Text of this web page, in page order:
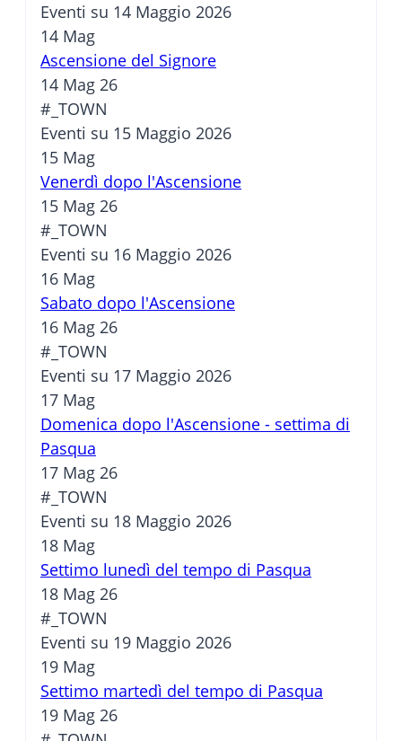
Eventi su 14 Maggio 2026
14 Mag
Ascensione del Signore
14 Mag 26
#_TOWN
Eventi su 15 Maggio 2026
15 Mag
Venerdì dopo l'Ascensione
15 Mag 26
#_TOWN
Eventi su 16 Maggio 2026
16 Mag
Sabato dopo l'Ascensione
16 Mag 26
#_TOWN
Eventi su 17 Maggio 2026
17 Mag
Domenica dopo l'Ascensione - settima di
Pasqua
17 Mag 26
#_TOWN
Eventi su 18 Maggio 2026
18 Mag
Settimo lunedì del tempo di Pasqua
18 Mag 26
#_TOWN
Eventi su 19 Maggio 2026
19 Mag
Settimo martedì del tempo di Pasqua
19 Mag 26